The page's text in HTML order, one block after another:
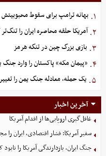
۱. بهانه ترامپ برای سقوط محبوبیتش
۲. آمریکا حلقه محاصره ایران را
۳. بازی بزرگ چین در تنگه هرمز
۴. «پیمان مکه» پاکستان را وارد جنگ
۵. یک حمله، معادله جنگ یمن را
آخرین اخبار
غافل‌گیری اروپایی‌ها از اقدام آمریکا
سفیر آمریکا: فشار اقتصادی، ایران را
جنگ ایران، بازدارندگی آمریکا را نابود